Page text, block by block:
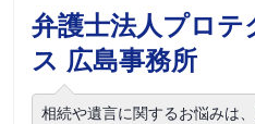
弁護士法人プロテ
ス 広島事務所
相続や遺言に関するお悩みは